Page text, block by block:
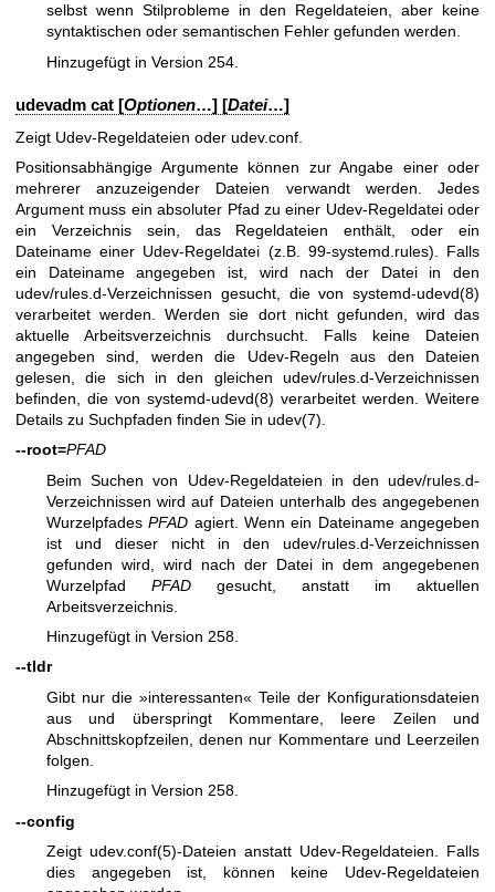
selbst wenn Stilprobleme in den Regeldateien, aber keine
syntaktischen oder semantischen Fehler gefunden werden.
Hinzugefügt in Version 254.
udevadm cat [Optionen…] [Datei…]
Zeigt Udev-Regeldateien oder udev.conf.
Positionsabhängige Argumente können zur Angabe einer oder
mehrerer anzuzeigender Dateien verwandt werden. Jedes
Argument muss ein absoluter Pfad zu einer Udev-Regeldatei oder
ein Verzeichnis sein, das Regeldateien enthält, oder ein
Dateiname einer Udev-Regeldatei (z.B. 99-systemd.rules). Falls
ein Dateiname angegeben ist, wird nach der Datei in den
udev/rules.d-Verzeichnissen gesucht, die von systemd-udevd(8)
verarbeitet werden. Werden sie dort nicht gefunden, wird das
aktuelle Arbeitsverzeichnis durchsucht. Falls keine Dateien
angegeben sind, werden die Udev-Regeln aus den Dateien
gelesen, die sich in den gleichen udev/rules.d-Verzeichnissen
befinden, die von systemd-udevd(8) verarbeitet werden. Weitere
Details zu Suchpfaden finden Sie in udev(7)
--root=PFAD
Beim Suchen von Udev-Regeldateien in den udev/rules.d-
Verzeichnissen wird auf Dateien unterhalb des angegebenen
WurzelpfadesPFAD agiert. Wenn ein Dateiname angegeben
ist und dieser nicht in den udev/rules.d-Verzeichnissen
gefunden wird, wird nach der Datei in dem angegebenen
Wurzelpfad PFAD gesucht, anstatt im aktuellen
Arbeitsverzeichnis.
Hinzugefügt in Version 258.
--tldr
Gibt nur die »interessanten« Teile der Konfigurationsdateien
aus und überspringt Kommentare, leere Zeilen und
Abschnittskopfzeilen, denen nur Kommentare und Leerzeilen
folgen.
Hinzugefügt in Version 258.
--config
Zeigt udev.conf(5)-Dateien anstatt Udev-Regeldateien. Falls
dies angegeben ist, können keine Udev-Regeldateien